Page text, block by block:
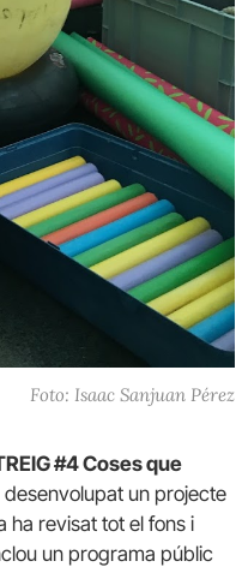
Foto: Isaac Sanjuan Pérez
#4 Coses que
desenvolupat un projecte
ha revisat tot el fons i
un programa públic